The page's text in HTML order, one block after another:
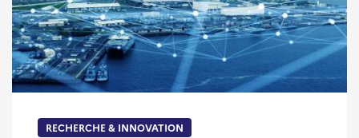
RECHERCHE & INNOVATION